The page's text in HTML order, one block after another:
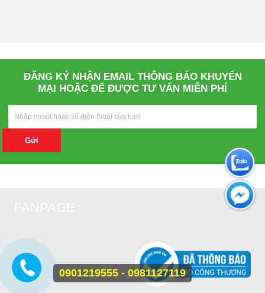
ĐĂNG KÝ NHẬN EMAIL THÔNG BÁO KHUYẾN
MẠI HOẶC ĐỂ ĐƯỢC TƯ VẤN MIỄN PHÍ
Gửi
0901219555 - 0981127119